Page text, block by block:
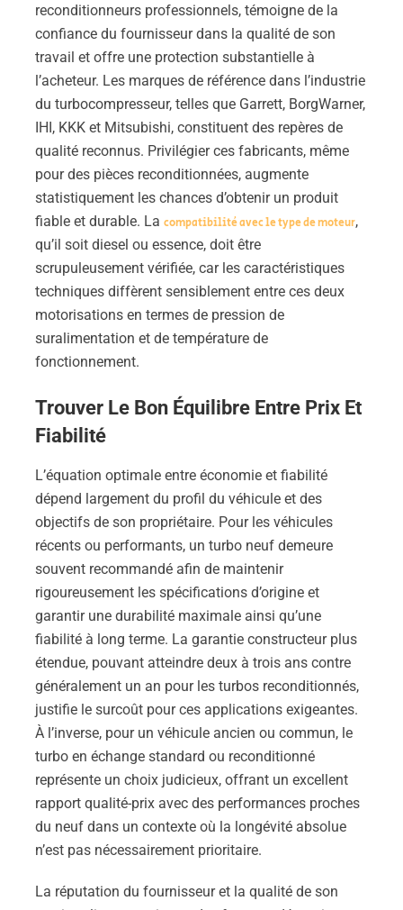
reconditionneurs professionnels, témoigne de la
confiance du fournisseur dans la qualité de son
travail et offre une protection substantielle à
l’acheteur. Les marques de référence dans l’industrie
du turbocompresseur, telles que Garrett, BorgWarner,
IHI, KKK et Mitsubishi, constituent des repères de
qualité reconnus. Privilégier ces fabricants, même
pour des pièces reconditionnées, augmente
statistiquement les chances d’obtenir un produit
fiable et durable. La compatibilité avec le type de moteur,
qu’il soit diesel ou essence, doit être
scrupuleusement vérifiée, car les caractéristiques
techniques diffèrent sensiblement entre ces deux
motorisations en termes de pression de
suralimentation et de température de
fonctionnement.
Trouver Le Bon Équilibre Entre Prix Et
Fiabilité
L’équation optimale entre économie et fiabilité
dépend largement du profil du véhicule et des
objectifs de son propriétaire. Pour les véhicules
récents ou performants, un turbo neuf demeure
souvent recommandé afin de maintenir
rigoureusement les spécifications d’origine et
garantir une durabilité maximale ainsi qu’une
fiabilité à long terme. La garantie constructeur plus
étendue, pouvant atteindre deux à trois ans contre
généralement un an pour les turbos reconditionnés,
justifie le surcoût pour ces applications exigeantes.
À l’inverse, pour un véhicule ancien ou commun, le
turbo en échange standard ou reconditionné
représente un choix judicieux, offrant un excellent
rapport qualité-prix avec des performances proches
du neuf dans un contexte où la longévité absolue
n’est pas nécessairement prioritaire.
La réputation du fournisseur et la qualité de son